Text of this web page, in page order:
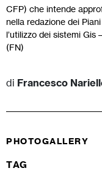
CFP) che intende
nella redazione dei
l’utilizzo dei sistemi
(FN)
di Francesco
PHOTOGALLERY
TAG